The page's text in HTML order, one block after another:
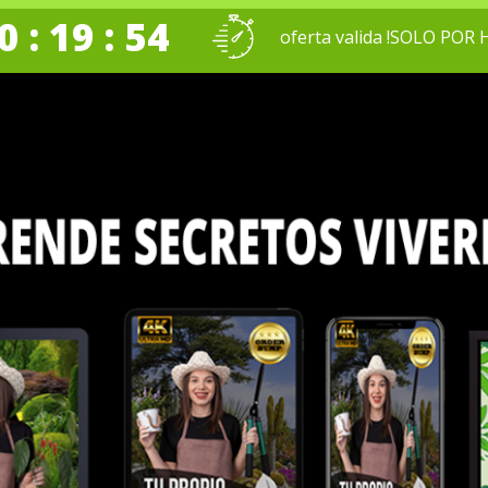
: 19 : 53 oferta valida !SOLO POR